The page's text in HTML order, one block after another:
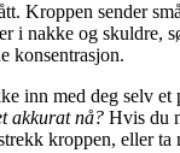
Kroppen sender
i nakke og skuldre,
konsentrasjon.
inn med deg selv et
akkurat nå? Hvis du
kroppen, eller ta